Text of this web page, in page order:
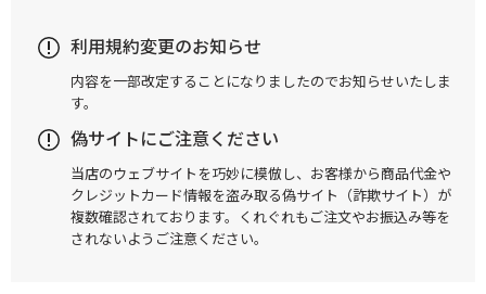
利用規約変更のお知らせ
内容を一部改定することになりましたのでお知らせいたしま
す。
偽サイトにご注意ください
当店のウェブサイトを巧妙に模倣し、お客様から商品代金や
クレジットカード情報を盗み取る偽サイト（詐欺サイト）が
複数確認されております。くれぐれもご注文やお振込み等を
されないようご注意ください。